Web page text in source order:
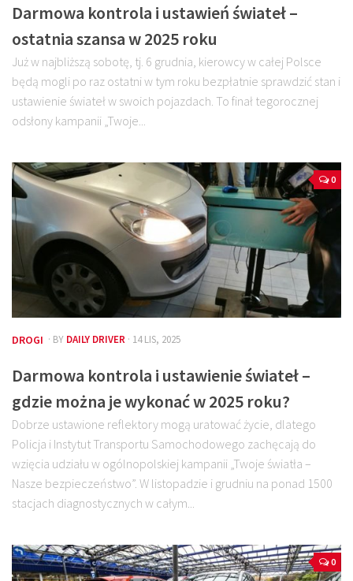
Darmowa kontrola i ustawień świateł –
ostatnia szansa w 2025 roku
Już w najbliższą sobotę, tj. 6 grudnia, kierowcy w całej Polsce
będą mogli po raz ostatni w tym roku bezpłatnie sprawdzić stan i
ustawienie świateł w swoich pojazdach. To finał tegorocznej
odsłony kampanii „Twoje...
0
DROGI · BY DAILY DRIVER · 14 LIS, 2025
Darmowa kontrola i ustawienie świateł –
gdzie można je wykonać w 2025 roku?
Dobrze ustawione reflektory mogą uratować życie, dlatego
Policja i Instytut Transportu Samochodowego zachęcają do
wzięcia udziału w ogólnopolskiej kampanii „Twoje światła –
Nasze bezpieczeństwo”. W listopadzie i grudniu na ponad 1500
stacjach diagnostycznych w całym...
0